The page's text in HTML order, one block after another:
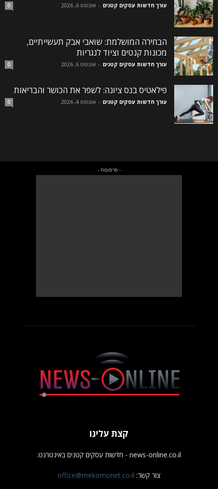
עורך חדשות עסקים קטנים - אוגוסט 6, 2026 0
הבחירה המושלמת: שואבי אבק תעשייתיים,
מכונות קנטים וציוד לנגריות
עורך חדשות עסקים קטנים - אוגוסט 6, 2026 0
פילאטיס בנס ציונה: לשפר את הכושר והבריאות
עורך חדשות עסקים קטנים - אוגוסט 4, 2026 0
- פרסומת -
קצת עלינו
news-online.co.il - חדשות עסקים קטנים באינטרנט.
צור קשר: office@mekomonet.co.il